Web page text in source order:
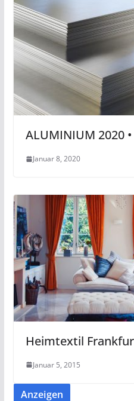
ALUMINIUM 2020
Januar 8, 2020
Heimtextil
Januar 5, 2015
Anzeigen